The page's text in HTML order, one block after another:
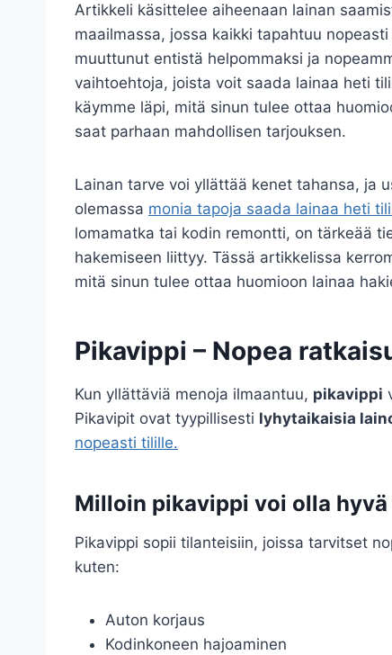
Artikkeli käsittelee aiheenaan lainan
maailmassa, jossa kaikki tapahtuu
muuttunut entistä helpommaksi ja
vaihtoehtoja, joista voit saada lainaa heti
käymme läpi, mitä sinun tulee ottaa
saat parhaan mahdollisen tarjouksen.
Lainan tarve voi yllättää kenet tahansa, ja
olemassa monia tapoja saada lainaa heti
lomamatka tai kodin remontti, on tärkeää
hakemiseen liittyy. Tässä artikkelissa
mitä sinun tulee ottaa huomioon lainaa
Pikavippi – Nopea
Kun yllättäviä menoja ilmaantuu, pikavippi
Pikavipit ovat tyypillisesti lyhytaikaisia
nopeasti tilille.
Milloin pikavippi voi olla
Pikavippi sopii tilanteisiin, joissa tarvitset
kuten:
Auton korjaus
Kodinkoneen hajoaminen